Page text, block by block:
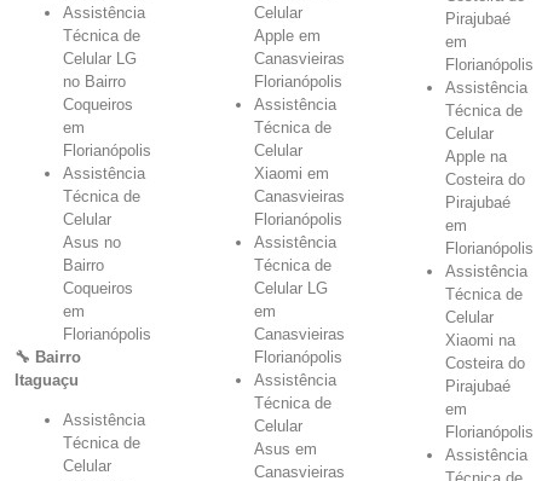
Assistência
Técnica de
Celular LG
no Bairro
Coqueiros
em
Florianópolis
Assistência
Técnica de
Celular
Asus no
Bairro
Coqueiros
em
Florianópolis
🔧 Bairro
Itaguaçu
Assistência
Técnica de
Celular
Celular
Apple em
Canasvieiras
Florianópolis
Assistência
Técnica de
Celular
Xiaomi em
Canasvieiras
Florianópolis
Assistência
Técnica de
Celular LG
em
Canasvieiras
Florianópolis
Assistência
Técnica de
Celular
Asus em
Canasvieiras
Pirajubaé
em
Florianópolis
Assistência
Técnica de
Celular
Apple na
Costeira do
Pirajubaé
em
Florianópolis
Assistência
Técnica de
Celular
Xiaomi na
Costeira do
Pirajubaé
em
Florianópolis
Assistência